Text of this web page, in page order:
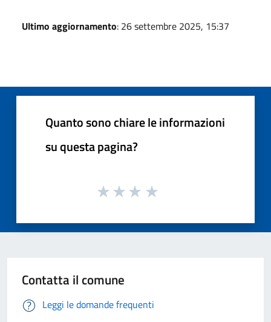
Ultimo aggiornamento: 26 settembre 2025, 15:37
Quanto sono chiare le informazioni
su questa pagina?
Contatta il comune
Leggi le domande frequenti